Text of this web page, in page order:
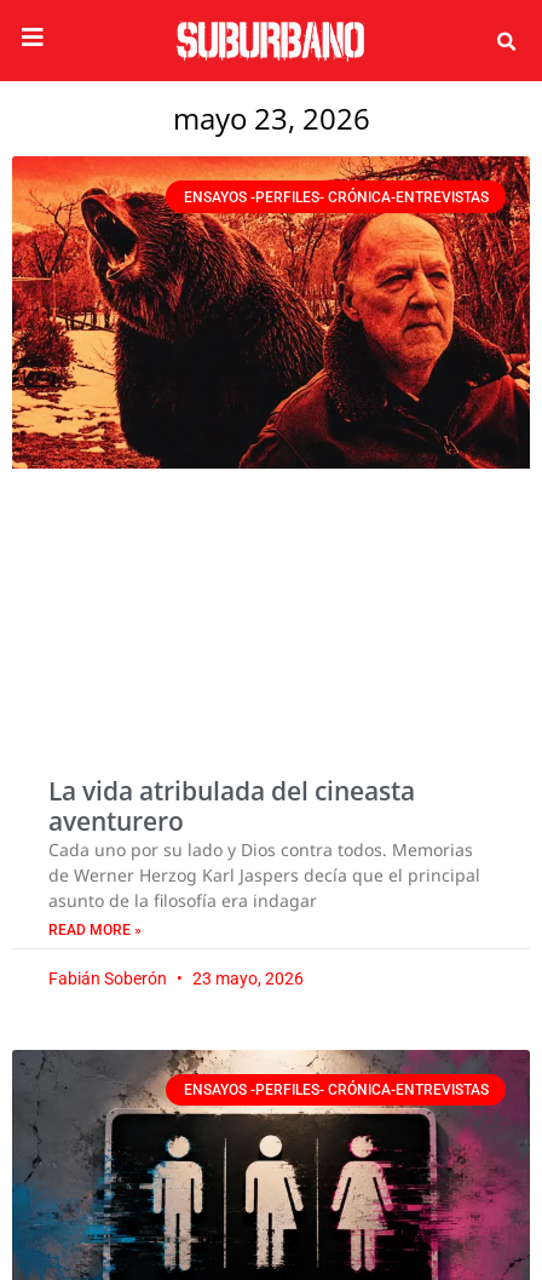
mayo 23, 2026
ENSAYOS -PERFILES- CRÓNICA-ENTREVISTAS
La vida atribulada del cineasta
aventurero
Cada uno por su lado y Dios contra todos. Memorias
de Werner Herzog Karl Jaspers decía que el principal
asunto de la filosofía era indagar
READ MORE »
Fabián Soberón 23 mayo, 2026
ENSAYOS -PERFILES- CRÓNICA-ENTREVISTAS